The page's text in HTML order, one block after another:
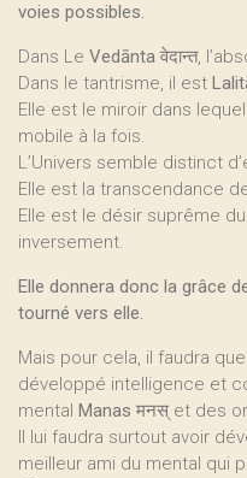
voies possibles.
Dans Le Vedānta वेदान्त,
Dans le tantrisme, il est
Elle est le miroir dans
mobile à la fois.
L’Univers semble distinct
Elle est la transcendance
Elle est le désir suprême
inversement.
Elle donnera donc la grâce
tourné vers elle.
Mais pour cela, il faudra
développé intelligence et
mental Manas मनस् et des
Il lui faudra surtout avoir
meilleur ami du mental qui